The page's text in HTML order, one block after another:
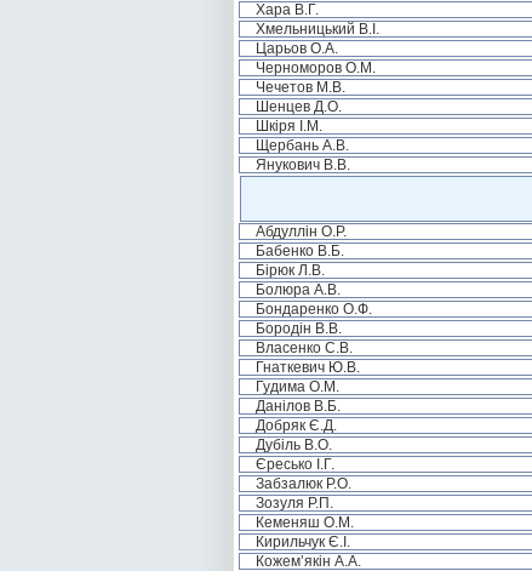
Хара В.Г.
Хмельницький В.І.
Царьов О.А.
Черноморов О.М.
Чечетов М.В.
Шенцев Д.О.
Шкіря І.М.
Щербань А.В.
Янукович В.В.
Абдуллін О.Р.
Бабенко В.Б.
Бірюк Л.В.
Болюра А.В.
Бондаренко О.Ф.
Бородін В.В.
Власенко С.В.
Гнаткевич Ю.В.
Гудима О.М.
Данілов В.Б.
Добряк Є.Д.
Дубіль В.О.
Єресько І.Г.
Забзалюк Р.О.
Зозуля Р.П.
Кеменяш О.М.
Кирильчук Є.І.
Кожем’якін А.А.